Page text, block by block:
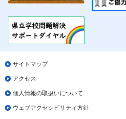
サイトマップ
アクセス
個人情報の取扱いについて
ウェブアクセシビリティ方針